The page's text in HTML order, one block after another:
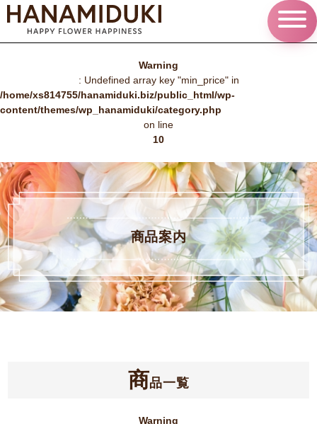
Warning
: Undefined array key "min_price" in
/home/xs814755/hanamiduki.biz/public_html/wp-
content/themes/wp_hanamiduki/category.php
on line
10
商品案内
商品一覧
Warning